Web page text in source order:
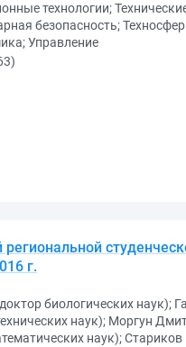
технологии;
безопасность;
Управление
г.
биологических наук);
наук); Моргун
наук);